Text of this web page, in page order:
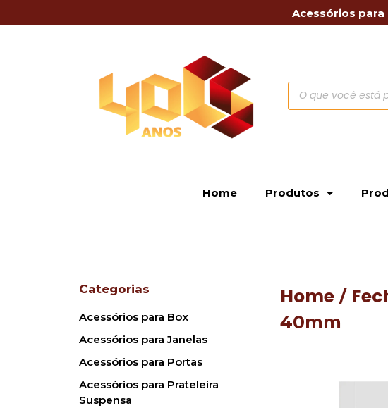
Acessórios para
Home Produtos
Categorias
Acessórios para Box
Acessórios para Janelas
Acessórios para Portas
Acessórios para Prateleira
Suspensa
Home /
40mm